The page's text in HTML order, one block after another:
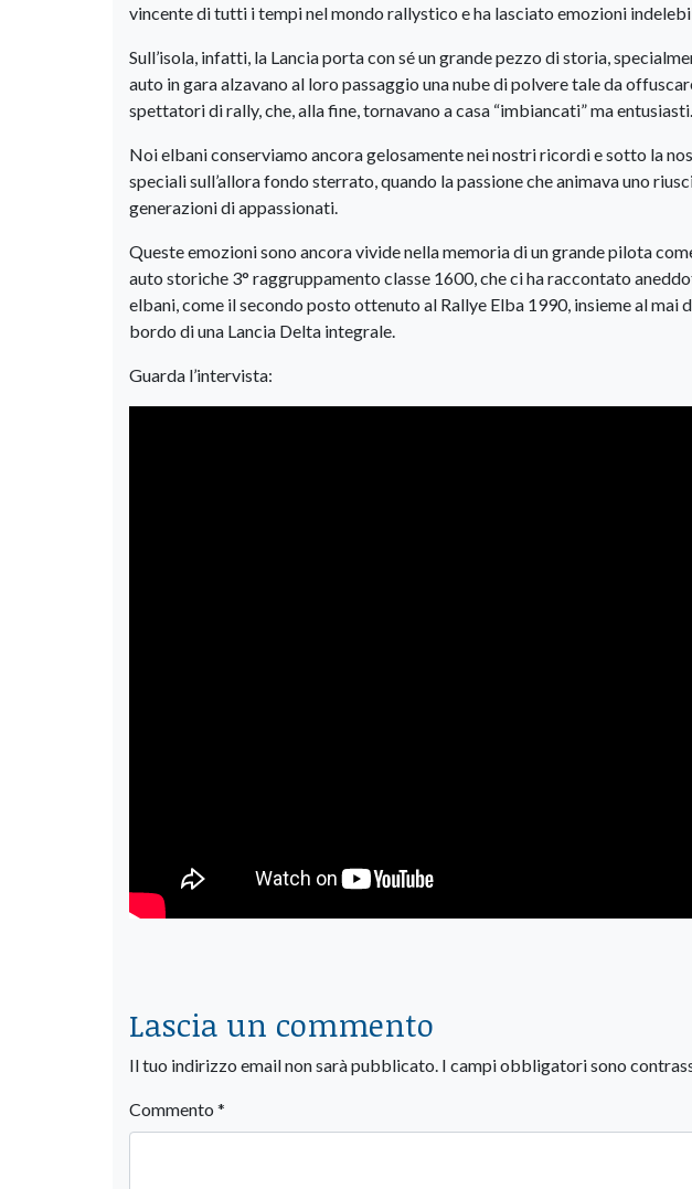
vincente di tutti i tempi nel mondo rallystico e ha lasciato emozioni
Sull’isola, infatti, la Lancia porta con sé un grande pezzo di storia,
auto in gara alzavano al loro passaggio una nube di polvere tale da
spettatori di rally, che, alla fine, tornavano a casa “imbiancati” ma entusiasti.
Noi elbani conserviamo ancora gelosamente nei nostri ricordi e sotto la
speciali sull’allora fondo sterrato, quando la passione che animava uno
generazioni di appassionati.
Queste emozioni sono ancora vivide nella memoria di un grande pilota
auto storiche 3° raggruppamento classe 1600, che ci ha raccontato
elbani, come il secondo posto ottenuto al Rallye Elba 1990, insieme al
bordo di una Lancia Delta integrale.
Guarda l’intervista:
Lascia un commento
Il tuo indirizzo email non sarà pubblicato. I campi obbligatori sono
Commento *